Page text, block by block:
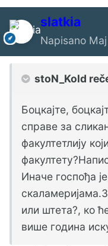
slatkia
Napisano
stoN_Kold
Боцкајте,
справе за
факултетлију
Иначе госпођа
или штета?, ко
више година